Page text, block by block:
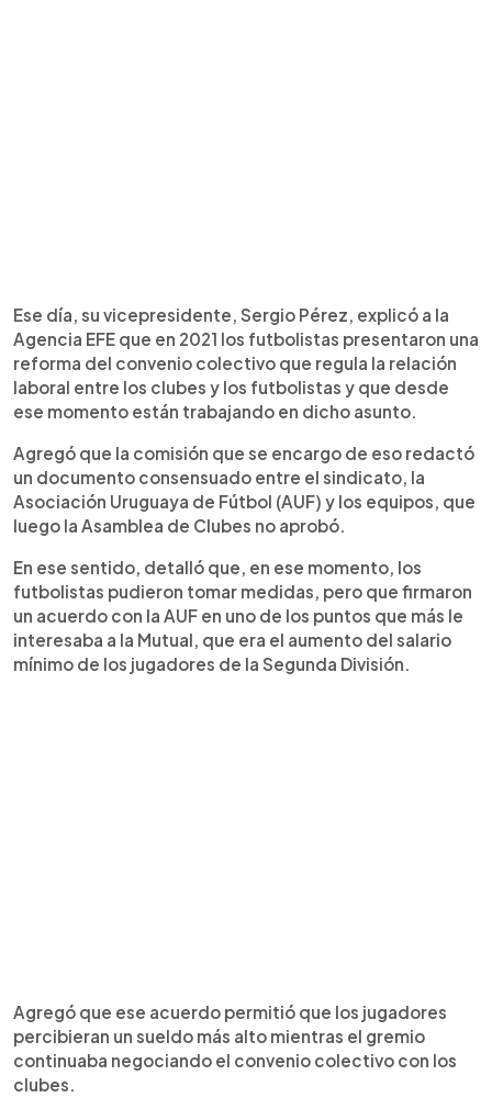
Ese día, su vicepresidente, Sergio Pérez, explicó a la
Agencia EFE que en 2021 los futbolistas presentaron una
reforma del convenio colectivo que regula la relación
laboral entre los clubes y los futbolistas y que desde
ese momento están trabajando en dicho asunto.
Agregó que la comisión que se encargo de eso redactó
un documento consensuado entre el sindicato, la
Asociación Uruguaya de Fútbol (AUF) y los equipos, que
luego la Asamblea de Clubes no aprobó.
En ese sentido, detalló que, en ese momento, los
futbolistas pudieron tomar medidas, pero que firmaron
un acuerdo con la AUF en uno de los puntos que más le
interesaba a la Mutual, que era el aumento del salario
mínimo de los jugadores de la Segunda División.
Agregó que ese acuerdo permitió que los jugadores
percibieran un sueldo más alto mientras el gremio
continuaba negociando el convenio colectivo con los
clubes.